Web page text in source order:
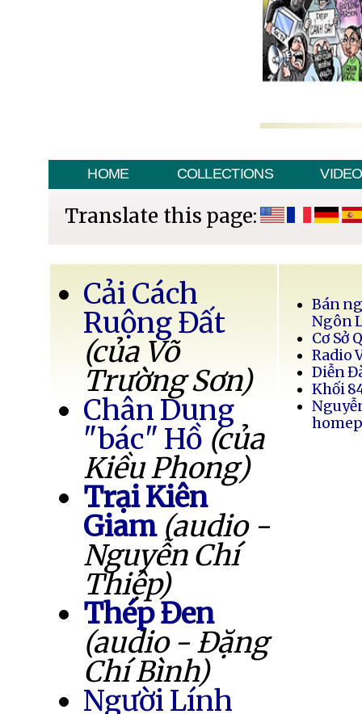
HOME COLLECTIONS VIDEO
Translate this page:
Cải Cách
Ruộng Đất
(của Võ
Trường Sơn)
Chân Dung
"bác" Hồ (của
Kiều Phong)
Trại Kiên
Giam (audio -
Nguyễn Chí
Thiệp)
Thép Đen
(audio - Đặng
Chí Bình)
Người Lính
Bán
Ngôn
Cơ Sở
Radio
Diễn
Khối